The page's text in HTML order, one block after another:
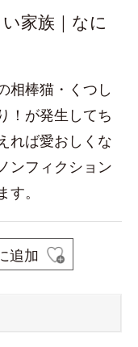
家族｜なに
相棒猫・くつし
！が発生してち
れば愛おしくな
ンフィクション
。
追加